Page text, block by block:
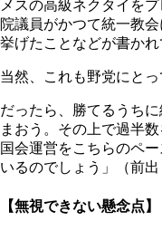
メスの高級ネクタイを
院議員がかつて統一教
挙げたことなどが書かれ
当然、これも野党にと
だったら、勝てるうち
まおう。その上で過半
国会運営をこちらのペ
いるのでしょう」（前出
【無視できない懸念点】